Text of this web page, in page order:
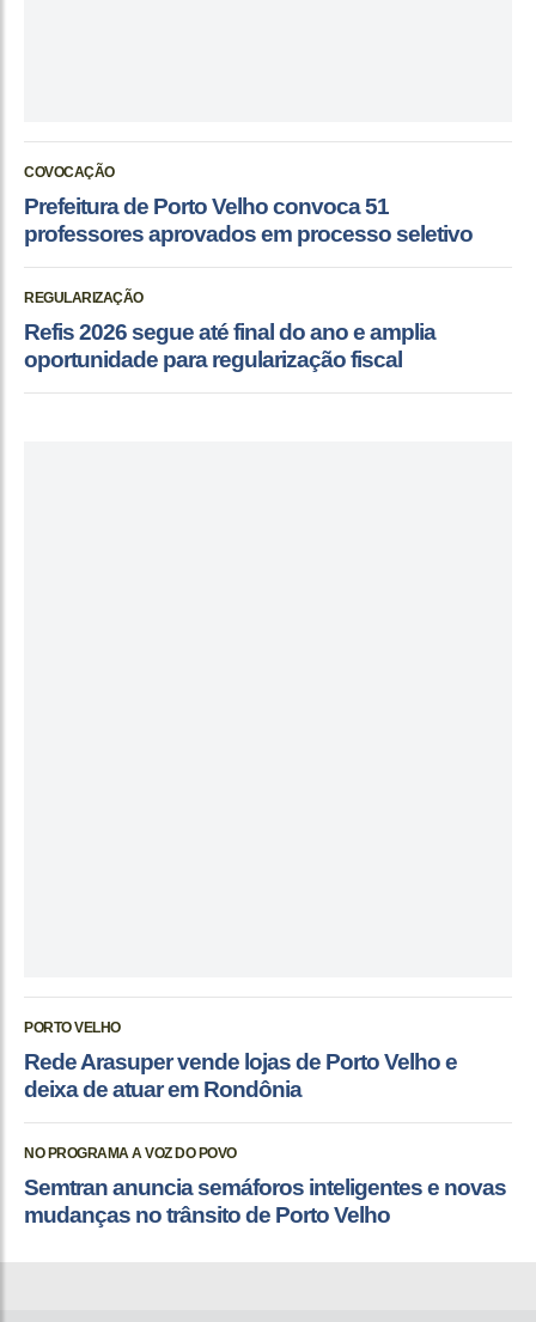
COVOCAÇÃO
Prefeitura de Porto Velho convoca 51
professores aprovados em processo seletivo
REGULARIZAÇÃO
Refis 2026 segue até final do ano e amplia
oportunidade para regularização fiscal
PORTO VELHO
Rede Arasuper vende lojas de Porto Velho e
deixa de atuar em Rondônia
NO PROGRAMA A VOZ DO POVO
Semtran anuncia semáforos inteligentes e novas
mudanças no trânsito de Porto Velho